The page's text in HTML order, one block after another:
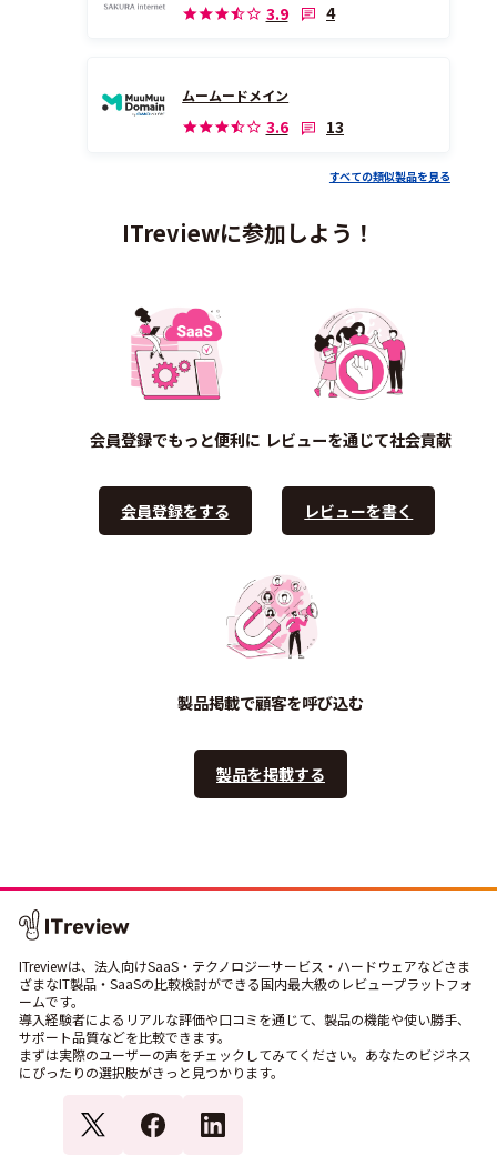
3.9 4
ムームードメイン
3.6 13
すべての類似製品を見る
ITreviewに参加しよう！
会員登録でもっと便利に
会員登録をする
レビューを通じて社会貢献
レビューを書く
製品掲載で顧客を呼び込む
製品を掲載する
ITreviewは、法人向けSaaS・テクノロジーサービス・ハードウェアなどさま
ざまなIT製品・SaaSの比較検討ができる国内最大級のレビュープラットフォ
ームです。
導入経験者によるリアルな評価や口コミを通じて、製品の機能や使い勝手、
サポート品質などを比較できます。
まずは実際のユーザーの声をチェックしてみてください。あなたのビジネス
にぴったりの選択肢がきっと見つかります。